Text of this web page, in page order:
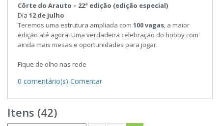
Côrte do Arauto – 22ª edição (edição especial)
Dia 12 de julho
Teremos uma estrutura ampliada com 100 vagas, a maior
edição até agora! Uma verdadeira celebração do hobby com
ainda mais mesas e oportunidades para jogar.
Fique de olho nas rede
0 comentário(s) Comentar
Itens (42)